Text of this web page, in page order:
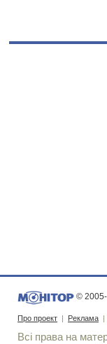
©
Про проект | Реклама |
Всі права на